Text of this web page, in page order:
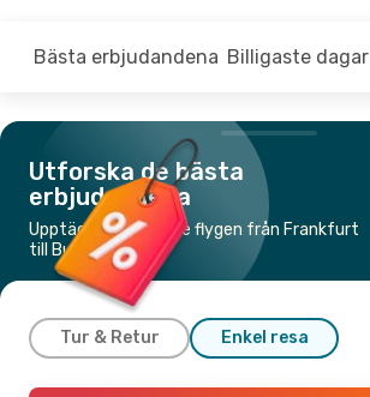
Bästa erbjudandena Billigaste dagar
Utforska de bästa
erbjudandena
Upptäck de billigaste flygen från Frankfurt
till Budapest
Tur & Retur Enkel resa